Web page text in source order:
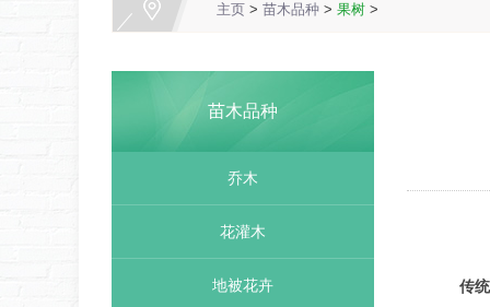
主页 > 苗木品种 > 果树 >
苗木品种
乔木
花灌木
地被花卉
传